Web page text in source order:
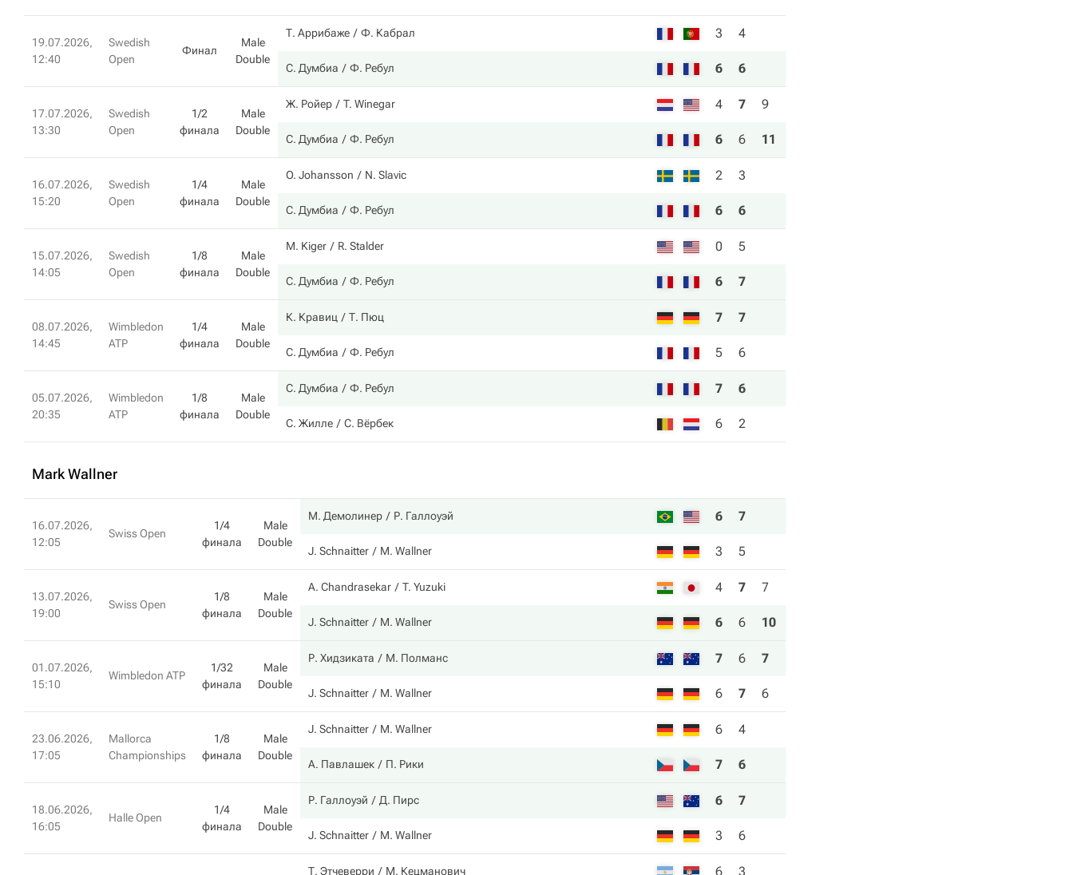
19.07.2026,
12:40
Swedish
Open
Финал
Male
Double
Т. Аррибаже Ф. Кабрал 3 4
С. Думбиа Ф. Ребул 6 6
17.07.2026,
13:30
Swedish
Open
1/2
финала
Male
Double
Ж. Ройер T. Winegar 4 7 9
С. Думбиа Ф. Ребул 6 6 11
16.07.2026,
15:20
Swedish
Open
1/4
финала
Male
Double
O. Johansson N. Slavic 2 3
С. Думбиа Ф. Ребул 6 6
15.07.2026,
14:05
Swedish
Open
1/8
финала
Male
Double
M. Kiger R. Stalder 0 5
С. Думбиа Ф. Ребул 6 7
08.07.2026,
14:45
Wimbledon
ATP
1/4
финала
Male
Double
К. Кравиц Т. Пюц 7 7
С. Думбиа Ф. Ребул 5 6
05.07.2026,
20:35
Wimbledon
ATP
1/8
финала
Male
Double
С. Думбиа Ф. Ребул 7 6
С. Жилле С. Вёрбек 6 2
Mark Wallner
16.07.2026,
12:05
Swiss Open
1/4
финала
Male
Double
М. Демолинер Р. Галлоуэй 6 7
J. Schnaitter M. Wallner 3 5
13.07.2026,
19:00
Swiss Open
1/8
финала
Male
Double
A. Chandrasekar T. Yuzuki 4 7 7
J. Schnaitter M. Wallner 6 6 10
01.07.2026,
15:10
Wimbledon ATP
1/32
финала
Male
Double
Р. Хидзиката М. Полманс 7 6 7
J. Schnaitter M. Wallner 6 7 6
23.06.2026,
17:05
Mallorca
Championships
1/8
финала
Male
Double
J. Schnaitter M. Wallner 6 4
А. Павлашек П. Рики 7 6
18.06.2026,
16:05
Halle Open
1/4
финала
Male
Double
Р. Галлоуэй Д. Пирс 6 7
J. Schnaitter M. Wallner 3 6
Т. Этчеверри М. Кецманович 6 3